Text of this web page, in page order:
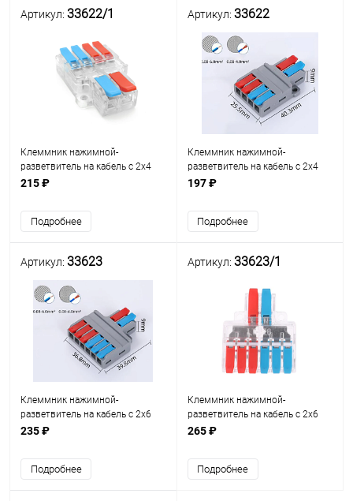
Артикул: 33622/1
Клеммник нажимной-
разветвитель на кабель с 2х4
контакта многоразовый LT-624;
215 ₽
Подробнее
Артикул: 33622
Клеммник нажимной-
разветвитель на кабель с 2х4
контакта многоразовый LT-624;
197 ₽
Подробнее
Артикул: 33623
Клеммник нажимной-
разветвитель на кабель с 2х6
контактов многоразовый LT-626;
235 ₽
Подробнее
Артикул: 33623/1
Клеммник нажимной-
разветвитель на кабель с 2х6
контактов многоразовый LT626;
одножильный провод сечением
0,5…6,0мм2, на многожильн
265 ₽
Подробнее